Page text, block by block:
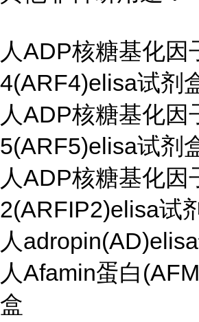
人ADP核糖基化因
4(ARF4)elisa试剂
人ADP核糖基化因
5(ARF5)elisa试剂
人ADP核糖基化因
2(ARFIP2)elisa试
人
人Afamin蛋白
盒